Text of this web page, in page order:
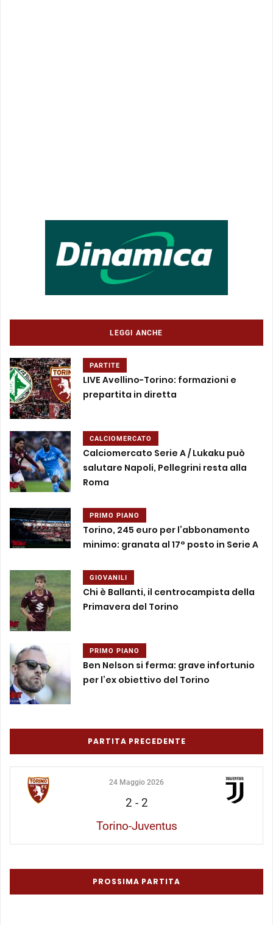
LEGGI ANCHE
PARTITE
LIVE Avellino-Torino: formazioni e
prepartita in diretta
CALCIOMERCATO
Calciomercato Serie A / Lukaku può
salutare Napoli, Pellegrini resta alla
Roma
PRIMO PIANO
Torino, 245 euro per l’abbonamento
minimo: granata al 17° posto in Serie A
GIOVANILI
Chi è Ballanti, il centrocampista della
Primavera del Torino
PRIMO PIANO
Ben Nelson si ferma: grave infortunio
per l’ex obiettivo del Torino
PARTITA PRECEDENTE
24 Maggio 2026
2 - 2
Torino-Juventus
PROSSIMA PARTITA